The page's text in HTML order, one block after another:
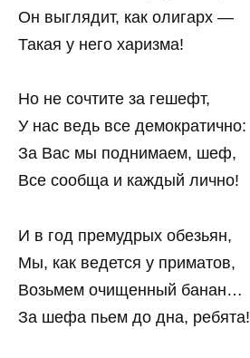
Он выглядит, как олигарх —
Такая у него харизма!
Но не сочтите за гешефт,
У нас ведь все демократично:
За Вас мы поднимаем, шеф,
Все сообща и каждый лично!
И в год премудрых обезьян,
Мы, как ведется у приматов,
Возьмем очищенный банан…
За шефа пьем до дна, ребята!